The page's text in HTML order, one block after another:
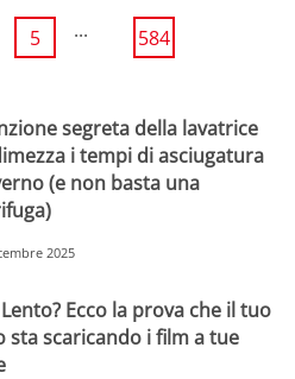
5 ... 584
segreta della lavatrice
i tempi di asciugatura
(e non basta una
2025
Ecco la prova che il tuo
sta scaricando i film a tue